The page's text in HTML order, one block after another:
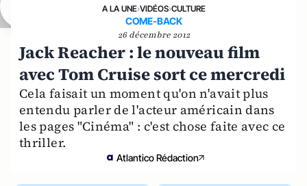
A LA UNE›VIDÉOS›CULTURE
COME-BACK
26 décembre 2012
Jack Reacher : le nouveau film
avec Tom Cruise sort ce mercredi
Cela faisait un moment qu'on n'avait plus
entendu parler de l'acteur américain dans
les pages "Cinéma" : c'est chose faite avec ce
thriller.
Atlantico Rédaction